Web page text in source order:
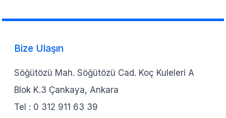
Bize Ulaşın
Söğütözü Mah. Söğütözü Cad. Koç Kuleleri A
Blok K.3 Çankaya, Ankara
Tel : 0 312 911 63 39